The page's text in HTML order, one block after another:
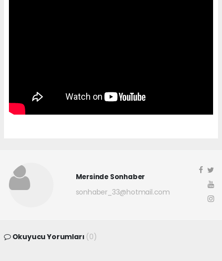
Mersinde Sonhaber
sonhaber_33@hotmail.com
Okuyucu Yorumları (0)